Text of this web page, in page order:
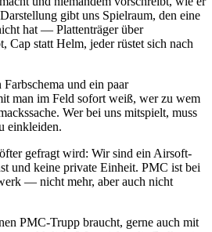
gibt uns Spielraum, den eine
hat — Plattenträger über
Cap statt Helm, jeder rüstet sich nach
und ein paar
man im Feld sofort weiß, wer zu wem
Wer bei uns mitspielt, muss
einkleiden.
gefragt wird: Wir sind ein Airsoft-
und keine private Einheit. PMC ist bei
— nicht mehr, aber auch nicht
PMC-Trupp braucht, gerne auch mit